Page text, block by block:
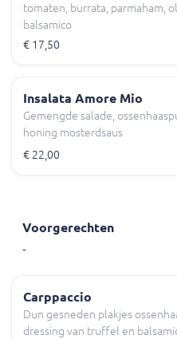
tomaten, burrata, parmaham,
balsamico
€ 17,50
Insalata Amore Mio
Gemengde salade,
honing mosterdsaus
€ 22,00
Voorgerechten
-
Carppaccio
Dun gesneden plakjes
dressing van truffel en